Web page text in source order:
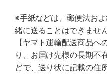
※手紙などは、郵便法お
緒に送ることはできませ
【ヤマト運輸配送商品へ
り、お届け先様の長期不
どで、送り状に記載の住